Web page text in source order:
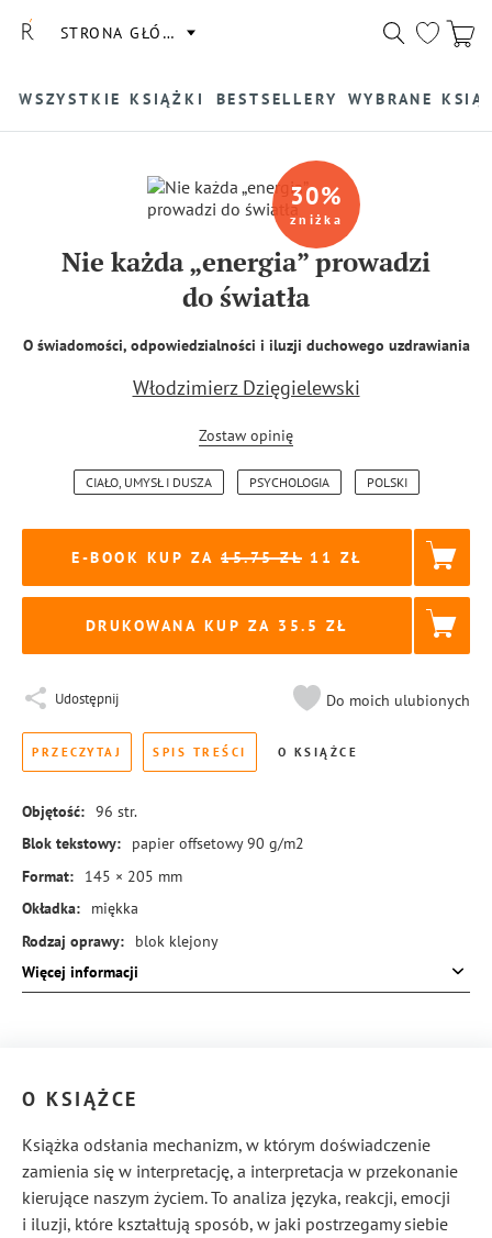
STRONA GŁÓWNA
WSZYSTKIE KSIĄŻKI BESTSELLERY WYBRANE
30%
zniżka
Nie każda „energia” prowadzi
do światła
O świadomości, odpowiedzialności i iluzji duchowego uzdrawiania
Włodzimierz Dzięgielewski
Zostaw opinię
CIAŁO, UMYSŁ I DUSZA PSYCHOLOGIA POLSKI
E-BOOK KUP ZA 15.75 11
DRUKOWANA KUP ZA 35.5
Udostępnij Do moich ulubionych
PRZECZYTAJ SPIS TREŚCI O KSIĄŻCE
Objętość: 96 str.
Blok tekstowy:
papier offsetowy 90 g/m2
Format:
145 × 205 mm
Okładka:
miękka
Rodzaj oprawy:
blok klejony
ISBN:
978-83-8455-340-4
Więcej informacji
O KSIĄŻCE
Książka odsłania mechanizm, w którym doświadczenie
zamienia się w interpretację, a interpretacja w przekonanie
kierujące naszym życiem. To analiza języka, reakcji, emocji
i iluzji, które kształtują sposób, w jaki postrzegamy siebie